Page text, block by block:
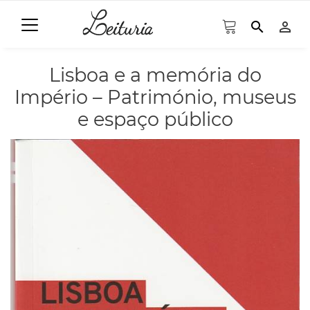
search person_outline
Lisboa e a memória do
Império – Património, museus
e espaço público